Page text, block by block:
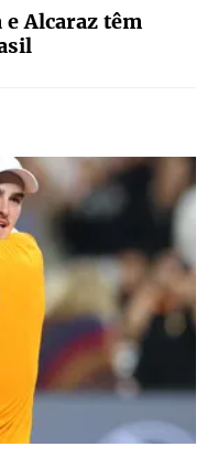
e Alcaraz têm